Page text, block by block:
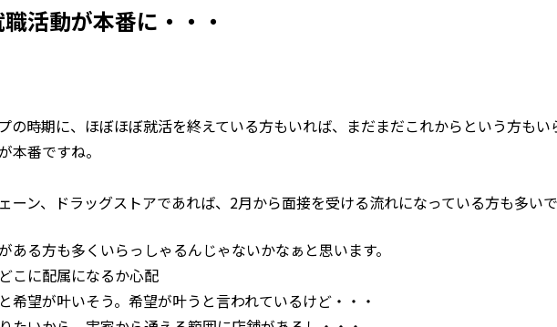
活動が本番に・・・
の時期に、ほぼほぼ就活を終えている方もいれば、まだまだこれからという方も
本番ですね。
ーン、ドラッグストアであれば、2月から面接を受ける流れになっている方も多いで
ある方も多くいらっしゃるんじゃないかなぁと思います。
こに配属になるか心配
希望が叶いそう。希望が叶うと言われているけど・・・